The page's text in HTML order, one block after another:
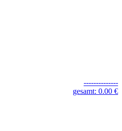
--------------
gesamt: 0.00 €